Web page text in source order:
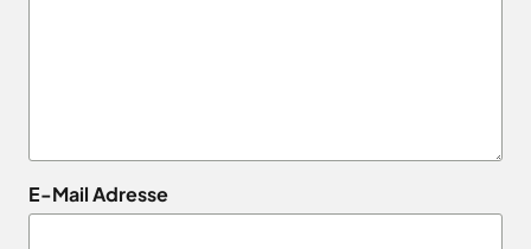
E-Mail Adresse
Wittlager
Land
GmbH
direkt
in
Ihr
Osnabrück
Kontaktaufnahme
zu